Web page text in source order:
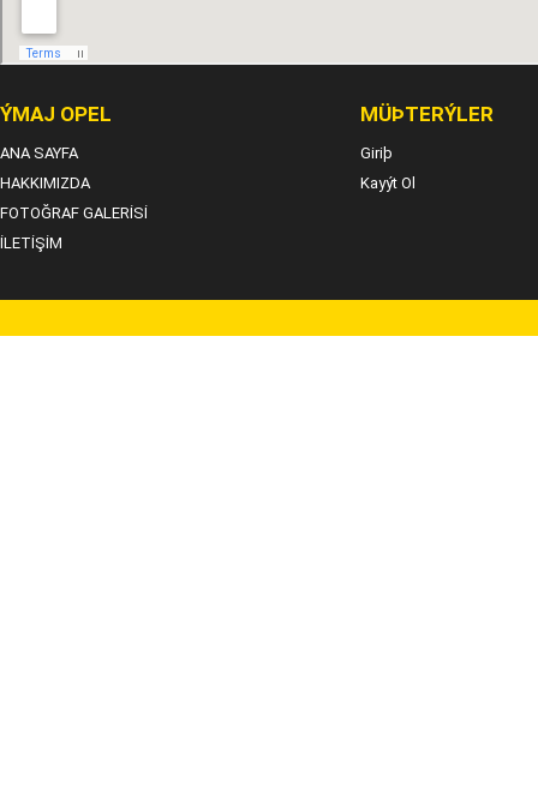
ÝMAJ OPEL
ANA SAYFA
HAKKIMIZDA
FOTOĞRAF GALERİSİ
İLETİŞİM
MÜÞTERÝLER
Giriþ
Kayýt Ol